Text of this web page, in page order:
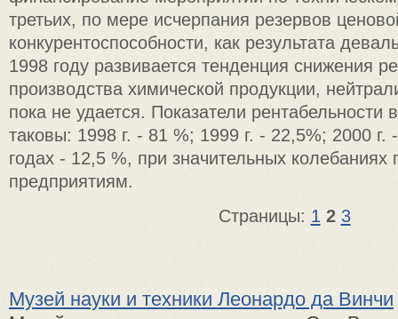
третьих, по мере исчерпания резервов
конкурентоспособности, как результата
1998 году развивается тенденция снижения
производства химической продукции,
пока не удается. Показатели рентабельности
таковы: 1998 г. - 81 %; 1999 г. - 22,5%; 2000 г.
годах - 12,5 %, при значительных колебаниях
предприятиям.
Страницы: 1 2 3
Музей науки и техники Леонардо да Винчи